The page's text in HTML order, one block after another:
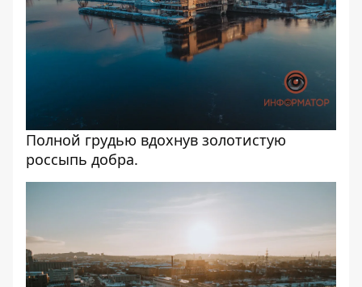
Полной грудью вдохнув золотистую
россыпь добра.